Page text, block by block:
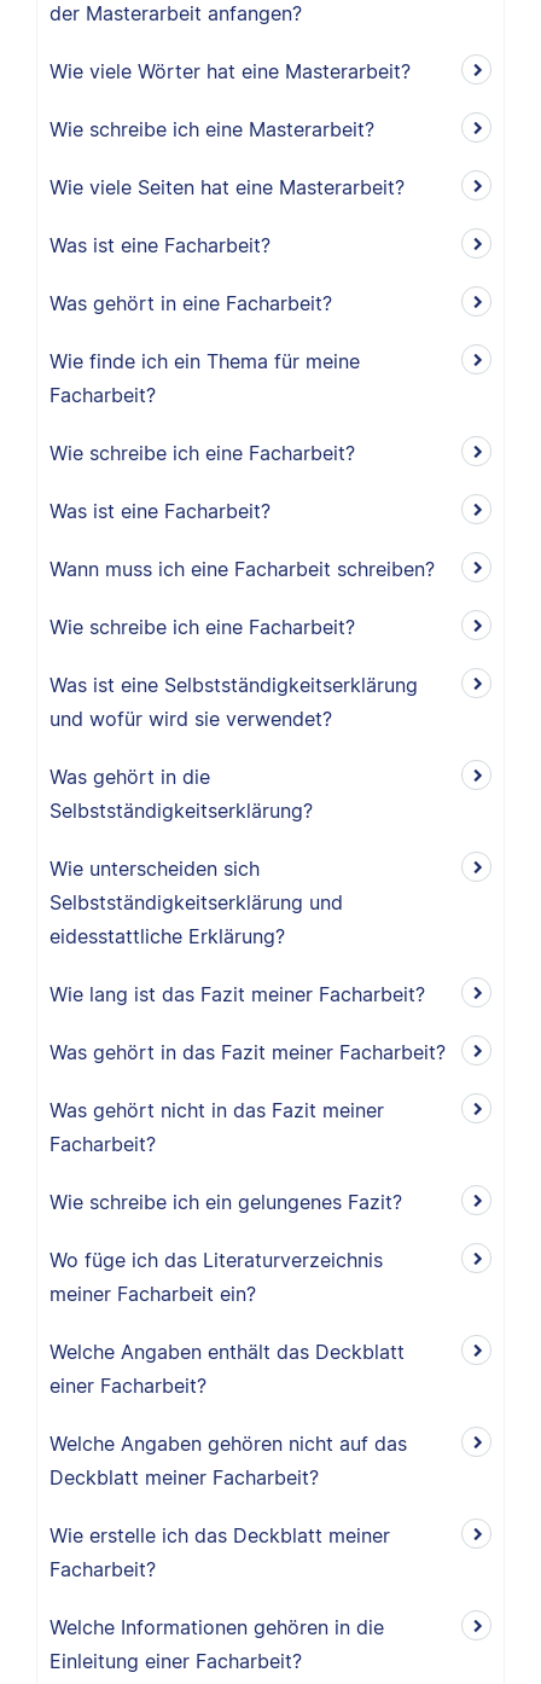
der Masterarbeit anfangen?
Wie viele Wörter hat eine Masterarbeit?
Wie schreibe ich eine Masterarbeit?
Wie viele Seiten hat eine Masterarbeit?
Was ist eine Facharbeit?
Was gehört in eine Facharbeit?
Wie finde ich ein Thema für meine
Facharbeit?
Wie schreibe ich eine Facharbeit?
Was ist eine Facharbeit?
Wann muss ich eine Facharbeit schreiben?
Wie schreibe ich eine Facharbeit?
Was ist eine Selbstständigkeitserklärung
und wofür wird sie verwendet?
Was gehört in die
Selbstständigkeitserklärung?
Wie unterscheiden sich
Selbstständigkeitserklärung und
eidesstattliche Erklärung?
Wie lang ist das Fazit meiner Facharbeit?
Was gehört in das Fazit meiner Facharbeit?
Was gehört nicht in das Fazit meiner
Facharbeit?
Wie schreibe ich ein gelungenes Fazit?
Wo füge ich das Literaturverzeichnis
meiner Facharbeit ein?
Welche Angaben enthält das Deckblatt
einer Facharbeit?
Welche Angaben gehören nicht auf das
Deckblatt meiner Facharbeit?
Wie erstelle ich das Deckblatt meiner
Facharbeit?
Welche Informationen gehören in die
Einleitung einer Facharbeit?